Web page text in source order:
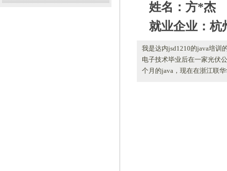
姓名：方*杰
就业企业：杭
我是达内jsd1210的java培训
电子技术毕业后在一家光伏
个月的java，现在在浙江联